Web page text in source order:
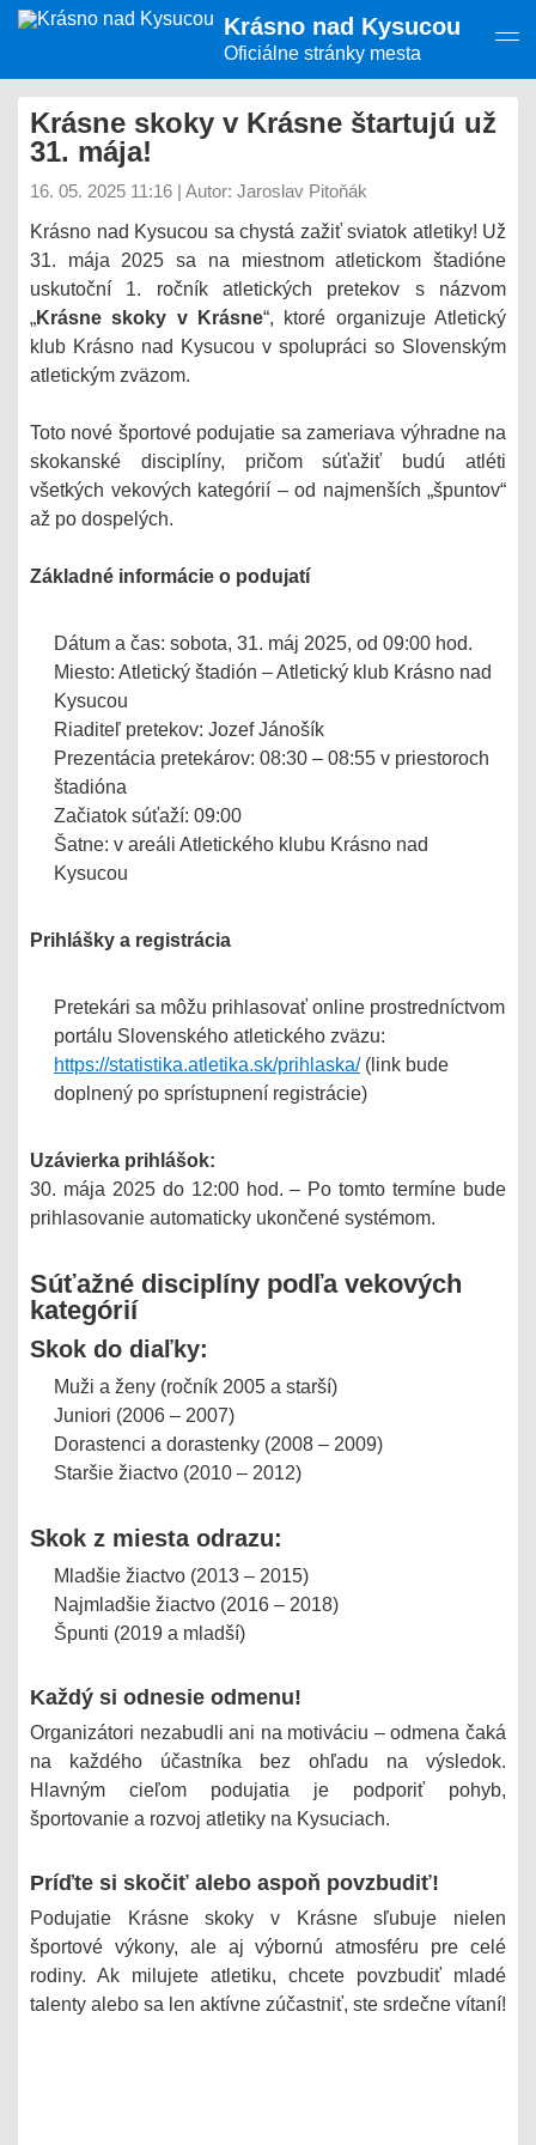
Presunúť
na
Krásno nad Kysucou
Oficiálne stránky mesta
Krásne skoky v Krásne štartujú už
31. mája!
16. 05. 2025 11:16 | Autor: Jaroslav Pitoňák
Krásno nad Kysucou sa chystá zažiť sviatok atletiky! Už
31. mája 2025 sa na miestnom atletickom štadióne
uskutoční 1. ročník atletických pretekov s názvom
„Krásne skoky v Krásne“, ktoré organizuje Atletický
klub Krásno nad Kysucou v spolupráci so Slovenským
atletickým zväzom.
Toto nové športové podujatie sa zameriava výhradne na
skokanské disciplíny, pričom súťažiť budú atléti
všetkých vekových kategórií – od najmenších „špuntov“
až po dospelých.
Základné informácie o podujatí
Dátum a čas: sobota, 31. máj 2025, od 09:00 hod.
Miesto: Atletický štadión – Atletický klub Krásno nad
Kysucou
Riaditeľ pretekov: Jozef Jánošík
Prezentácia pretekárov: 08:30 – 08:55 v priestoroch
štadióna
Začiatok súťaží: 09:00
Šatne: v areáli Atletického klubu Krásno nad
Kysucou
Prihlášky a registrácia
Pretekári sa môžu prihlasovať online prostredníctvom
portálu Slovenského atletického zväzu:
https://statistika.atletika.sk/prihlaska/(link bude
doplnený po sprístupnení registrácie)
Uzávierka prihlášok:
30. mája 2025 do 12:00 hod. – Po tomto termíne bude
prihlasovanie automaticky ukončené systémom.
Súťažné disciplíny podľa vekových
kategórií
Skok do diaľky:
Muži a ženy (ročník 2005 a starší)
Juniori (2006 – 2007)
Dorastenci a dorastenky (2008 – 2009)
Staršie žiactvo (2010 – 2012)
Skok z miesta odrazu:
Mladšie žiactvo (2013 – 2015)
Najmladšie žiactvo (2016 – 2018)
Špunti (2019 a mladší)
Každý si odnesie odmenu!
Organizátori nezabudli ani na motiváciu – odmena čaká
na každého účastníka bez ohľadu na výsledok.
Hlavným cieľom podujatia je podporiť pohyb,
športovanie a rozvoj atletiky na Kysuciach.
Príďte si skočiť alebo aspoň povzbudiť!
Podujatie Krásne skoky v Krásne sľubuje nielen
športové výkony, ale aj výbornú atmosféru pre celé
rodiny. Ak milujete atletiku, chcete povzbudiť mladé
talenty alebo sa len aktívne zúčastniť, ste srdečne vítaní!